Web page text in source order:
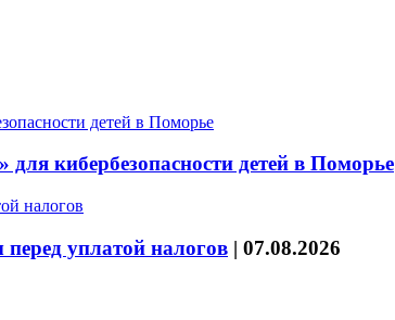
кибербезопасности детей в Поморье
уплатой налогов | 07.08.2026